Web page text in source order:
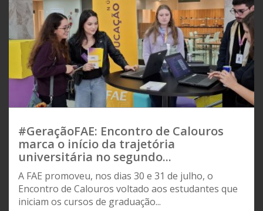
#GeraçãoFAE: Encontro de Calouros
marca o início da trajetória
universitária no segundo...
A FAE promoveu, nos dias 30 e 31 de julho, o
Encontro de Calouros voltado aos estudantes que
iniciam os cursos de graduação...